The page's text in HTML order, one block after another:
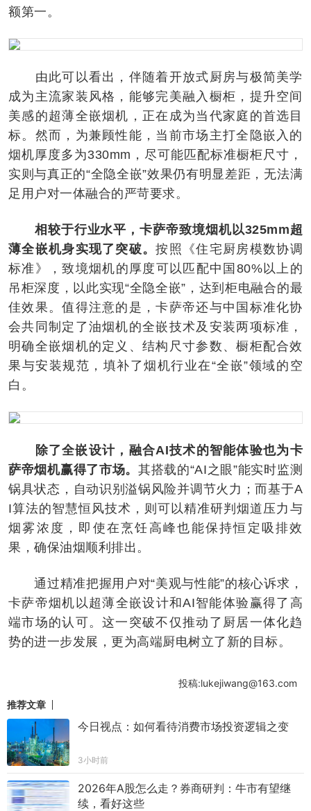
额第一。
由此可以看出，伴随着开放式厨房与极简美学
成为主流家装风格，能够完美融入橱柜，提升空间
美感的超薄全嵌烟机，正在成为当代家庭的首选目
标。然而，为兼顾性能，当前市场主打全隐嵌入的
烟机厚度多为330mm，尽可能匹配标准橱柜尺寸，
实则与真正的“全隐全嵌”效果仍有明显差距，无法满
足用户对一体融合的严苛要求。
相较于行业水平，卡萨帝致境烟机以325mm超
薄全嵌机身实现了突破。按照《住宅厨房模数协调
标准》，致境烟机的厚度可以匹配中国80%以上的
吊柜深度，以此实现“全隐全嵌”，达到柜电融合的最
佳效果。值得注意的是，卡萨帝还与中国标准化协
会共同制定了油烟机的全嵌技术及安装两项标准，
明确全嵌烟机的定义、结构尺寸参数、橱柜配合效
果与安装规范，填补了烟机行业在“全嵌”领域的空
白。
除了全嵌设计，融合AI技术的智能体验也为卡
萨帝烟机赢得了市场。其搭载的“AI之眼”能实时监测
锅具状态，自动识别溢锅风险并调节火力；而基于A
I算法的智慧恒风技术，则可以精准研判烟道压力与
烟雾浓度，即使在烹饪高峰也能保持恒定吸排效
果，确保油烟顺利排出。
通过精准把握用户对“美观与性能”的核心诉求，
卡萨帝烟机以超薄全嵌设计和AI智能体验赢得了高
端市场的认可。这一突破不仅推动了厨居一体化趋
势的进一步发展，更为高端厨电树立了新的目标。
投稿:lukejiwang@163.com
推荐文章
今日视点：如何看待消费市场投资逻辑之变
3小时前
2026年A股怎么走？券商研判：牛市有望继
续，看好这些